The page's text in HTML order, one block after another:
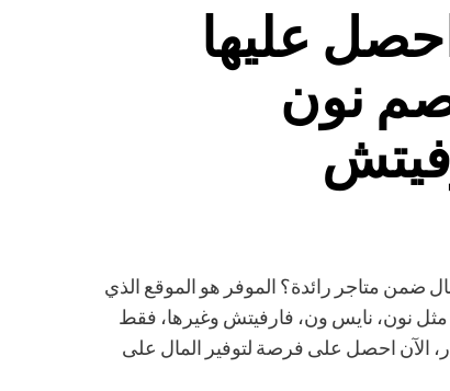
عليها
نون
ضمن متاجر رائدة؟ الموفر هو الموقع الذي
مثل نون، نايس ون، فارفيتش وغيرها، فقط
الآن احصل على فرصة لتوفير المال على